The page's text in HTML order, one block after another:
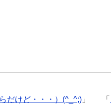
「
だけど・・・）(^_^;) 」